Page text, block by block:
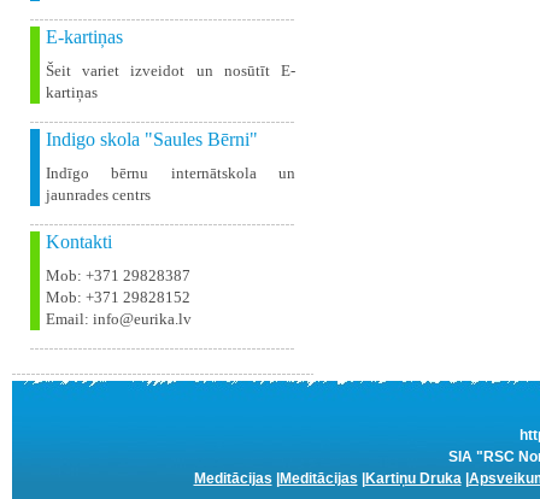
E-kartiņas
Šeit variet izveidot un nosūtīt E-
kartiņas
Indigo skola "Saules Bērni"
Indīgo bērnu internātskola un
jaunrades centrs
Kontakti
Mob: +371 29828387
Mob: +371 29828152
Email: info@eurika.lv
SIA "RSC
Meditācijas
Meditācijas Kartiņu Druka|